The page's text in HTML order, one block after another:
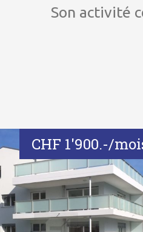
Son activité
CHF 1'900.-/